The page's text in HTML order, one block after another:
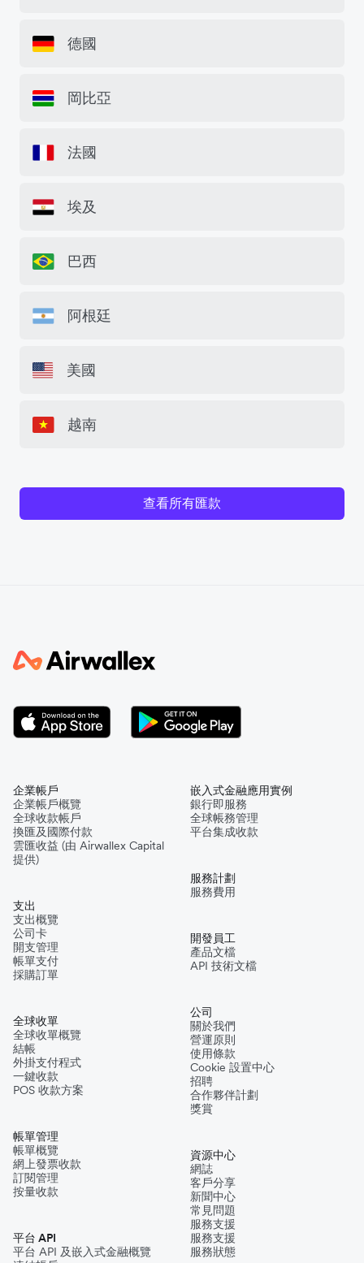
德國
岡比亞
法國
埃及
巴西
阿根廷
美國
越南
查看所有匯款
企業帳戶
企業帳戶概覽
全球收款帳戶
換匯及國際付款
雲匯收益 (由 Airwallex Capital
提供)
支出
支出概覽
公司卡
開支管理
帳單支付
採購訂單
全球收單
全球收單概覽
結帳
外掛支付程式
一鍵收款
POS 收款方案
帳單管理
帳單概覽
網上發票收款
訂閱管理
按量收款
平台 API
平台 API 及嵌入式金融概覽
嵌入式金融應用實例
銀行即服務
全球帳務管理
平台集成收款
服務計劃
服務費用
開發員工
產品文檔
API 技術文檔
公司
關於我們
營運原則
使用條款
Cookie 設置中心
招聘
合作夥伴計劃
獎賞
資源中心
網誌
客戶分享
新聞中心
常見問題
服務支援
服務支援
服務狀態